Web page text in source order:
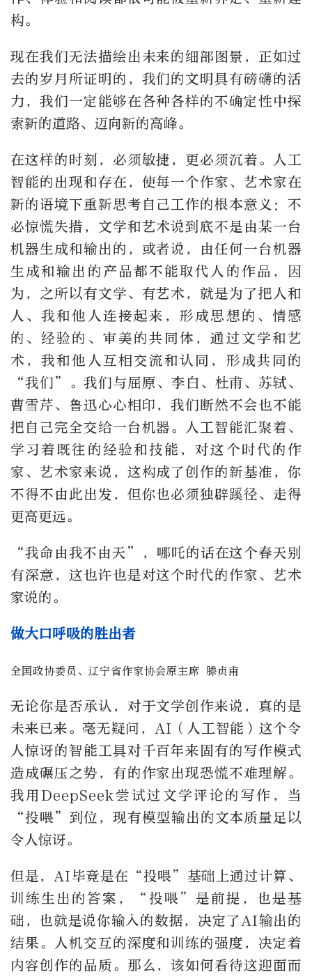
构。
现在我们无法描绘出未来的细部图景，正如过
去的岁月所证明的，我们的文明具有磅礴的活
力，我们一定能够在各种各样的不确定性中探
索新的道路、迈向新的高峰。
在这样的时刻，必须敏捷，更必须沉着。人工
智能的出现和存在，使每一个作家、艺术家在
新的语境下重新思考自己工作的根本意义：不
必惊慌失措，文学和艺术说到底不是由某一台
机器生成和输出的，或者说，由任何一台机器
生成和输出的产品都不能取代人的作品，因
为，之所以有文学、有艺术，就是为了把人和
人、我和他人连接起来，形成思想的、情感
的、经验的、审美的共同体，通过文学和艺
术，我和他人互相交流和认同，形成共同的
“我们”。我们与屈原、李白、杜甫、苏轼、
曹雪芹、鲁迅心心相印，我们断然不会也不能
把自己完全交给一台机器。人工智能汇聚着、
学习着既往的经验和技能，对这个时代的作
家、艺术家来说，这构成了创作的新基准，你
不得不由此出发，但你也必须独辟蹊径、走得
更高更远。
“我命由我不由天”，哪吒的话在这个春天别
有深意，这也许也是对这个时代的作家、艺术
家说的。
做大口呼吸的胜出者
全国政协委员、辽宁省作家协会原主席 滕贞甫
无论你是否承认，对于文学创作来说，真的是
未来已来。毫无疑问，AI（人工智能）这个令
人惊讶的智能工具对千百年来固有的写作模式
造成碾压之势，有的作家出现恐慌不难理解。
我用DeepSeek尝试过文学评论的写作，当
“投喂”到位，现有模型输出的文本质量足以
令人惊讶。
但是，AI毕竟是在“投喂”基础上通过计算、
训练生出的答案，“投喂”是前提，也是基
础，也就是说你输入的数据，决定了AI输出的
结果。人机交互的深度和训练的强度，决定着
内容创作的品质。那么，该如何看待这迎面而